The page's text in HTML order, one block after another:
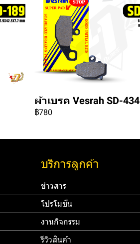
ผ้าเบรค Vesrah SD-434
฿780
บริการลูกค้า
ข่าวสาร
โปรโมชั่น
งานกิจกรรม
รีวิวสินค้า